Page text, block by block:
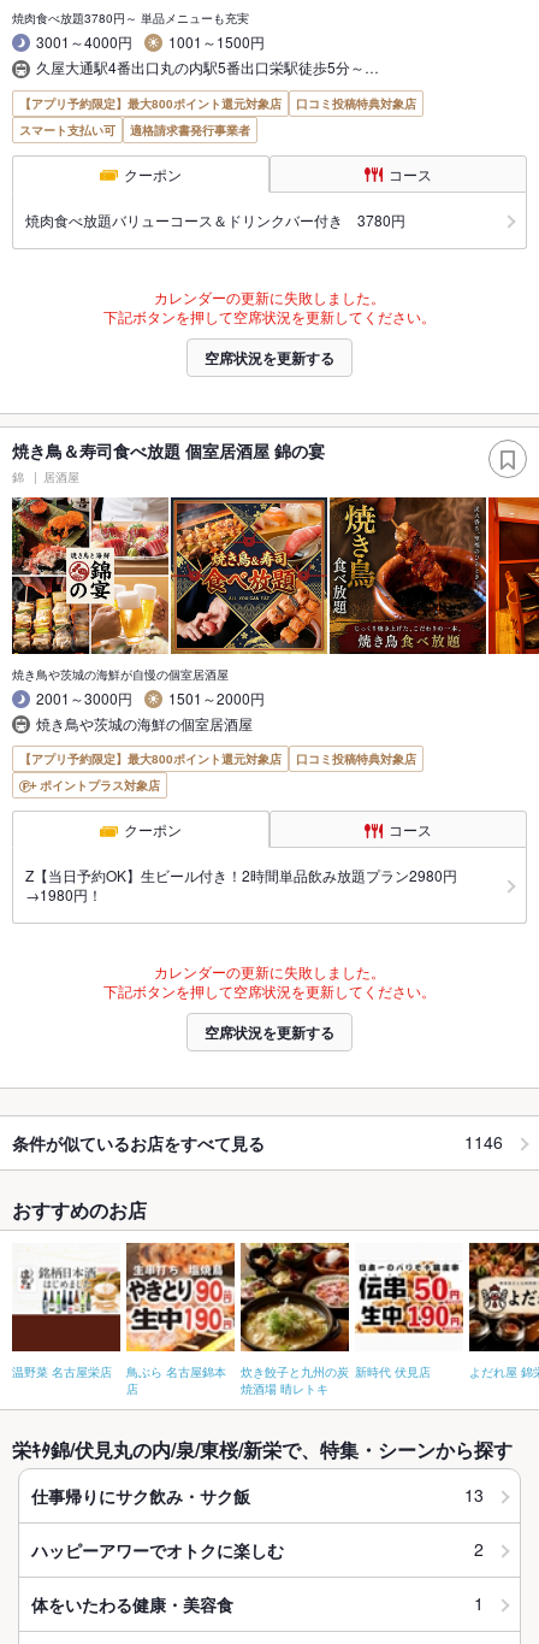
焼肉食べ放題3780円～ 単品メニューも充実
3001～4000円
1001～1500円
久屋大通駅4番出口丸の内駅5番出口栄駅徒歩5分～…
【アプリ予約限定】最大800ポイント還元対象店
口コミ投稿特典対象店
スマート支払い可
適格請求書発行事業者
クーポン コース
焼肉食べ放題バリューコース＆ドリンクバー付き 3780円
カレンダーの更新に失敗しました。
下記ボタンを押して空席状況を更新してください。
空席状況を更新する
焼き鳥＆寿司食べ放題 個室居酒屋 錦の宴
錦 居酒屋
焼き鳥や茨城の海鮮が自慢の個室居酒屋
2001～3000円
1501～2000円
焼き鳥や茨城の海鮮の個室居酒屋
【アプリ予約限定】最大800ポイント還元対象店
口コミ投稿特典対象店
ポイントプラス対象店
クーポン コース
Z【当日予約OK】生ビール付き！2時間単品飲み放題プラン2980円
→1980円！
カレンダーの更新に失敗しました。
下記ボタンを押して空席状況を更新してください。
空席状況を更新する
条件が似ているお店をすべて見る 1146
おすすめのお店
温野菜 名古屋栄店
鳥ぶら 名古屋錦本
店
炊き餃子と九州の炭
焼酒場 晴レトキ
新時代 伏見店 よだれ屋 錦
栄ｷﾀ錦/伏見丸の内/泉/東桜/新栄で、特集・シーンから探す
仕事帰りにサク飲み・サク飯 13
ハッピーアワーでオトクに楽しむ 2
体をいたわる健康・美容食 1